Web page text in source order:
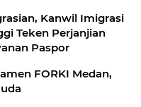
Kanwil Imigrasi
Teken Perjanjian
Paspor
FORKI Medan,